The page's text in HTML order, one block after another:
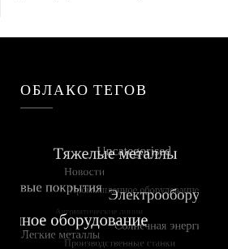
ОБЛАКО ТЕГОВ